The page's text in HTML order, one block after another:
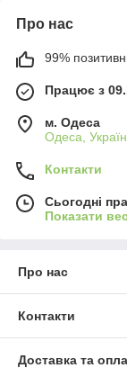
Про нас
99%
Працює з
м. Одеса
Одеса,
Контакти
Сьогодні
Показати
Про нас
Контакти
Доставка та